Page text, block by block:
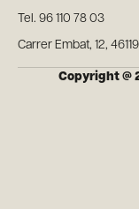
Tel. 96 110 78 03
Carrer Embat, 12,
Copyright @